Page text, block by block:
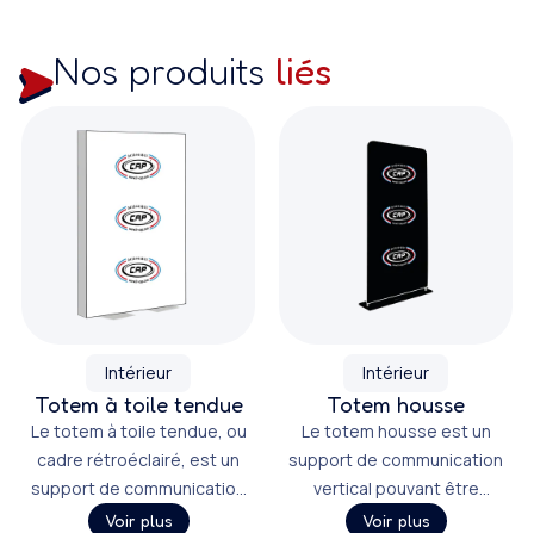
Nos produits liés
Intérieur
Totem à toile tendue
Le totem à toile tendue, ou
cadre rétroéclairé, est un
support de communication
vertical offrant une grande
Voir plus
Intérieur
Totem housse
Le totem housse est un
support de communication
vertical pouvant être
imprimé sur différents
Voir plus